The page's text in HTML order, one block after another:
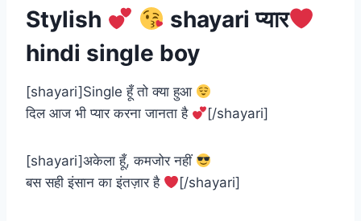
Stylish
shayari प्यार
hindi single boy
[shayari]Single हूँ तो क्या हुआ
दिल आज भी प्यार करना जानता है
[/shayari]
[shayari]अकेला हूँ, कमजोर नहीं
बस सही इंसान का इंतज़ार है
[/shayari]